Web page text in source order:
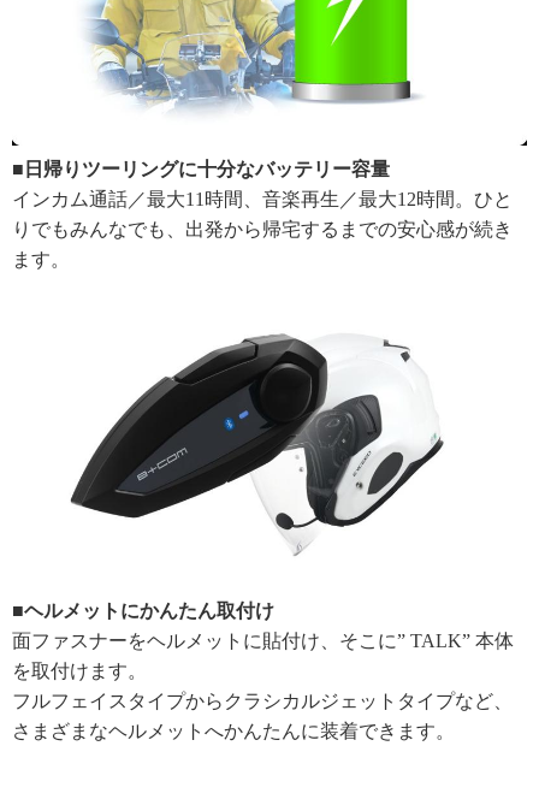
■日帰りツーリングに十分なバッテリー容量
インカム通話／最大11時間、音楽再生／最大12時間。ひと
りでもみんなでも、出発から帰宅するまでの安心感が続き
ます。
■ヘルメットにかんたん取付け
面ファスナーをヘルメットに貼付け、そこに” TALK” 本体
を取付けます。
フルフェイスタイプからクラシカルジェットタイプなど、
さまざまなヘルメットへかんたんに装着できます。